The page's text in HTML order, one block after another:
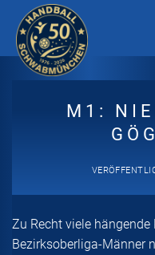
Inhalt
springen
M1:
Zu Recht viele
Bezirksoberliga-Männer